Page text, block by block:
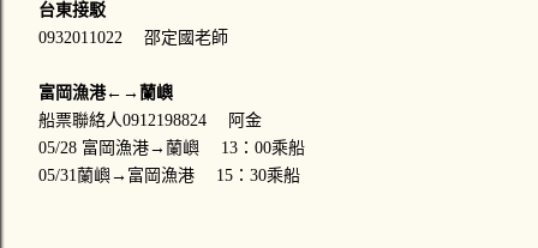
台東接駁
0932011022 邵定國老師
富岡漁港←→蘭嶼
船票聯絡人0912198824 阿金
05/28 富岡漁港→蘭嶼 13：00乘船
05/31蘭嶼→富岡漁港 15：30乘船